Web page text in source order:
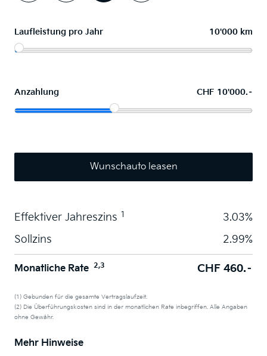
Laufleistung pro Jahr 10'000 km
Anzahlung CHF 10'000.–
Wunschauto leasen
Effektiver Jahreszins 1
3.03%
Sollzins
2.99%
Monatliche Rate 2,3 CHF 460.–
(1) Gebunden für die gesamte Vertragslaufzeit.
(2) Die Überführungskosten sind in der monatlichen Rate inbegriffen. Alle Angaben
ohne Gewähr.
Mehr Hinweise